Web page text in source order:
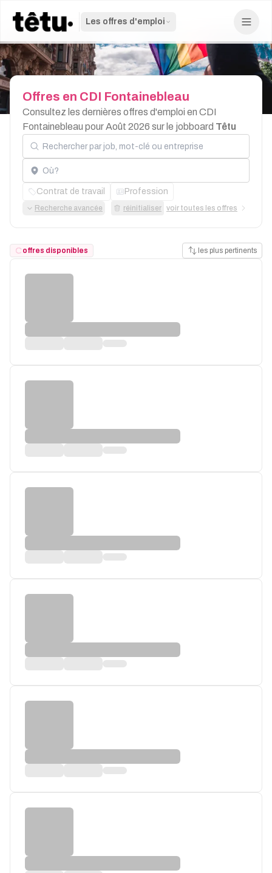
Les offres d'emploi
Offres en CDI Fontainebleau
Consultez les dernières offres d'emploi en CDI
Fontainebleau pour Août 2026 sur le jobboard Têtu
Rechercher par job, mot-clé ou entreprise
Localisation
Contrat de travail Profession
Recherche avancée réinitialiser voir toutes les offres
offres disponibles les plus pertinents